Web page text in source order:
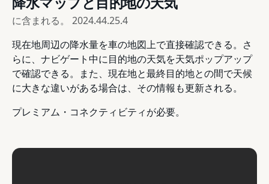
に含まれる。 2024.44.25.4
現在地周辺の降水量を車の地図上で直接確認できる。さ
らに、ナビゲート中に目的地の天気を天気ポップアップ
で確認できる。また、現在地と最終目的地との間で天候
に大きな違いがある場合は、その情報も更新される。
プレミアム・コネクティビティが必要。